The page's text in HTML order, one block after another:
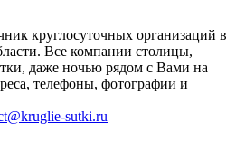
круглосуточных организаций в
Все компании столицы,
даже ночью рядом с Вами на
телефоны, фотографии и
sutki.ru